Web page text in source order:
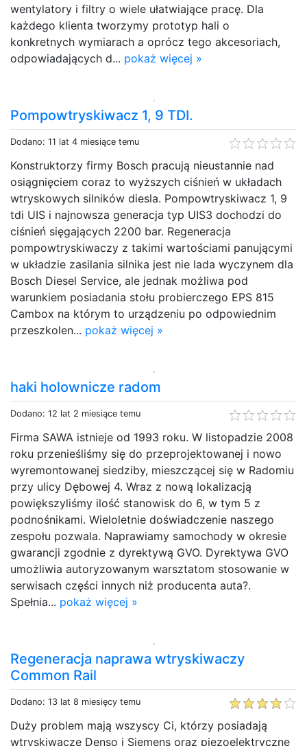
wentylatory i filtry o wiele ułatwiające pracę. Dla
każdego klienta tworzymy prototyp hali o
konkretnych wymiarach a oprócz tego akcesoriach,
odpowiadających d... pokaż więcej »
Pompowtryskiwacz 1, 9 TDI.
Dodano: 11 lat 4 miesiące temu
Konstruktorzy firmy Bosch pracują nieustannie nad
osiągnięciem coraz to wyższych ciśnień w układach
wtryskowych silników diesla. Pompowtryskiwacz 1, 9
tdi UIS i najnowsza generacja typ UIS3 dochodzi do
ciśnień sięgających 2200 bar. Regeneracja
pompowtryskiwaczy z takimi wartościami panującymi
w układzie zasilania silnika jest nie lada wyczynem dla
Bosch Diesel Service, ale jednak możliwa pod
warunkiem posiadania stołu probierczego EPS 815
Cambox na którym to urządzeniu po odpowiednim
przeszkolen... pokaż więcej »
haki holownicze radom
Dodano: 12 lat 2 miesiące temu
Firma SAWA istnieje od 1993 roku. W listopadzie 2008
roku przenieśliśmy się do przeprojektowanej i nowo
wyremontowanej siedziby, mieszczącej się w Radomiu
przy ulicy Dębowej 4. Wraz z nową lokalizacją
powiększyliśmy ilość stanowisk do 6, w tym 5 z
podnośnikami. Wieloletnie doświadczenie naszego
zespołu pozwala. Naprawiamy samochody w okresie
gwarancji zgodnie z dyrektywą GVO. Dyrektywa GVO
umożliwia autoryzowanym warsztatom stosowanie w
serwisach części innych niż producenta auta?.
Spełnia... pokaż więcej »
Regeneracja naprawa wtryskiwaczy
Common Rail
Dodano: 13 lat 8 miesięcy temu
Duży problem mają wszyscy Ci, którzy posiadają
wtryskiwacze Denso i Siemens oraz piezoelektryczne